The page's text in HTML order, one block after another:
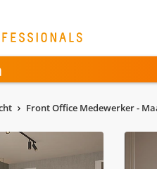
Front Office Medewerker -